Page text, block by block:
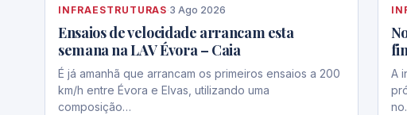
INFRAESTRUTURAS·3 Ago 2026
Ensaios de velocidade arrancam esta
semana na LAV Évora – Caia
É já amanhã que arrancam os primeiros ensaios a 200
km/h entre Évora e Elvas, utilizando uma
composição…
A